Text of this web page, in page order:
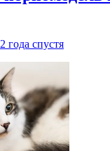
2 года спустя